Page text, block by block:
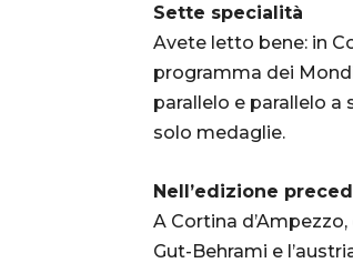
Sette specialità
Avete letto bene: in
programma dei
parallelo e parallelo a
solo medaglie.
Nell’edizione
A Cortina
Gut-Behrami e